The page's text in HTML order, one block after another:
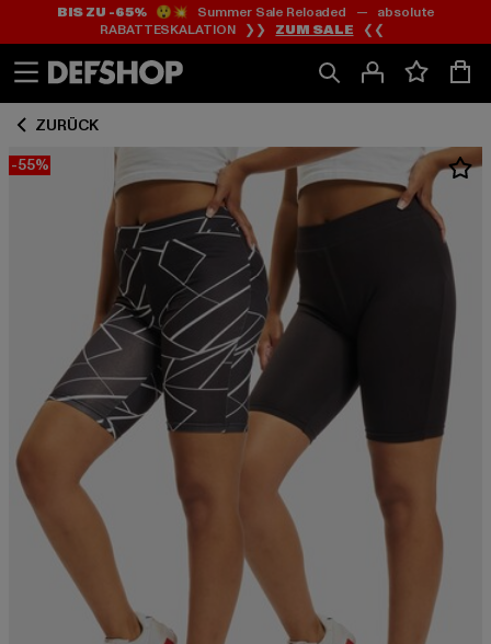
Zum
Inhalt
springen
Zum
Fußzeile
springen
BIS ZU -65%😲💥 Summer Sale Reloaded — absolute
RABATTESKALATION ❯❯ ZUM SALE ❮❮
ZURÜCK
-55%